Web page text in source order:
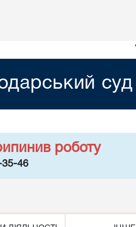
суд
роботу
35-46